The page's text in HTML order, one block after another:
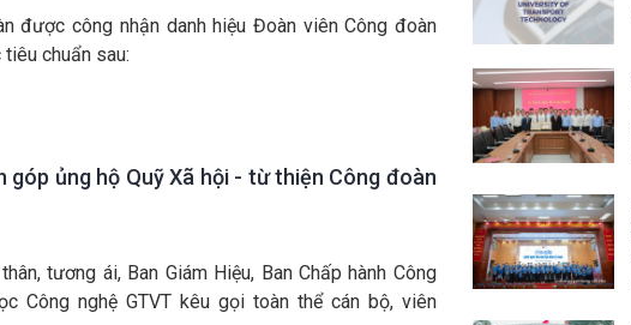
được công nhận danh hiệu Đoàn viên Công đoàn
chuẩn sau:
góp ủng hộ Quỹ Xã hội - từ thiện Công đoàn
tương ái, Ban Giám Hiệu, Ban Chấp hành Công
Công nghệ GTVT kêu gọi toàn thể cán bộ, viên